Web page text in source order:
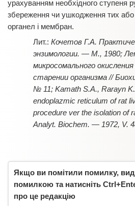
урахуванням необхідного ступеня
збереження чи ушкодження тих або
органел і мембран.
Кочетов Г.А.
энзимологии. — М., 1980;
микросомального
старении организма //
№ 11; Kamath S.A., Rarayn
endoplazmic reticulum of rat
procedure ver the isolation of
Analyt. Biochem. — 1972, V.
Якщо ви помітили помилку,
помилкою та натисніть
про це редакцію